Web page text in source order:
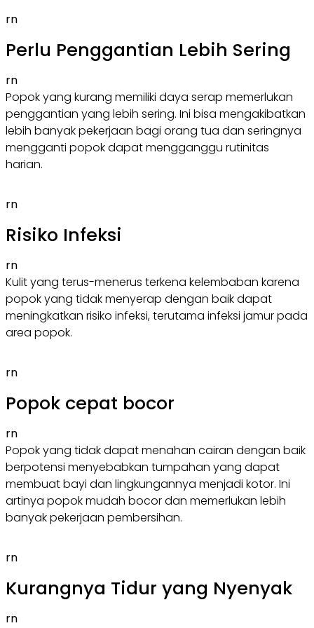
rn
Perlu Penggantian Lebih Sering
rn
Popok yang kurang memiliki daya serap memerlukan
penggantian yang lebih sering. Ini bisa mengakibatkan
lebih banyak pekerjaan bagi orang tua dan seringnya
mengganti popok dapat mengganggu rutinitas
harian.
rn
Risiko Infeksi
rn
Kulit yang terus-menerus terkena kelembaban karena
popok yang tidak menyerap dengan baik dapat
meningkatkan risiko infeksi, terutama infeksi jamur pada
area popok.
rn
Popok cepat bocor
rn
Popok yang tidak dapat menahan cairan dengan baik
berpotensi menyebabkan tumpahan yang dapat
membuat bayi dan lingkungannya menjadi kotor. Ini
artinya popok mudah bocor dan memerlukan lebih
banyak pekerjaan pembersihan.
rn
Kurangnya Tidur yang Nyenyak
rn